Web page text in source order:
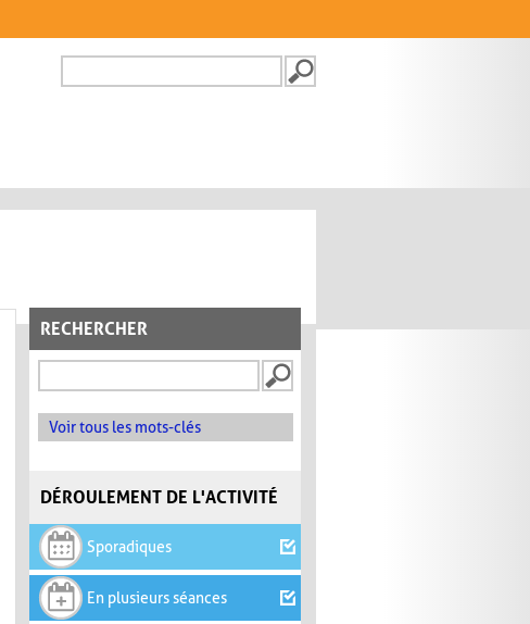
FORMULAIRE DE
RECHERCHER
Voir tous les mots-clés
DÉROULEMENT DE L'ACTIVITÉ
Sporadiques
En plusieurs séances